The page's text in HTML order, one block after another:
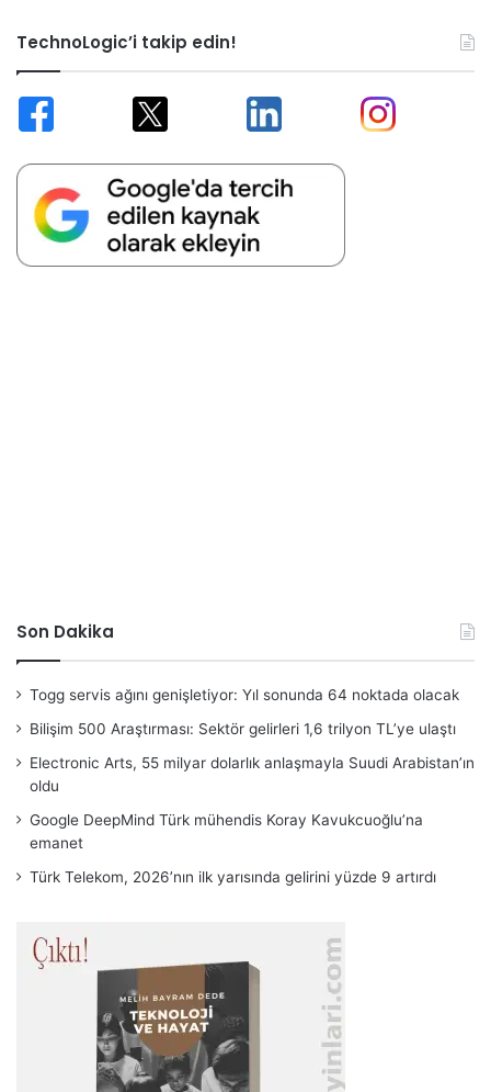
TechnoLogic’i takip edin!
Son Dakika
Togg servis ağını genişletiyor: Yıl sonunda 64 noktada olacak
Bilişim 500 Araştırması: Sektör gelirleri 1,6 trilyon TL’ye ulaştı
Electronic Arts, 55 milyar dolarlık anlaşmayla Suudi Arabistan’ın
oldu
Google DeepMind Türk mühendis Koray Kavukcuoğlu’na
emanet
Türk Telekom, 2026’nın ilk yarısında gelirini yüzde 9 artırdı